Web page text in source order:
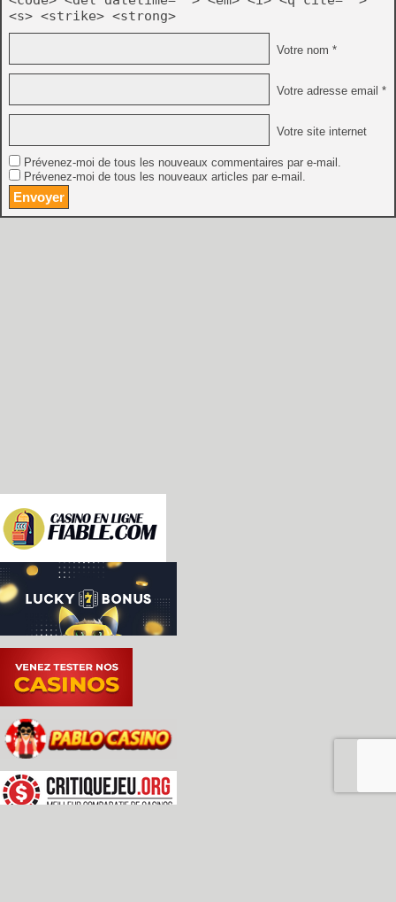
<s> <strike> <strong>
Votre nom *
Votre adresse email *
Votre site internet
Prévenez-moi de tous les nouveaux commentaires par e-mail.
Prévenez-moi de tous les nouveaux articles par e-mail.